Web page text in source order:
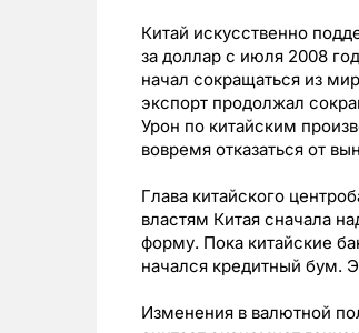
Китай искусственно
за доллар с июля 2008
начал сокращаться из
экспорт продолжал
Урон по китайским
вовремя отказаться от
Глава китайского
властям Китая сначала
форму. Пока китайские
начался кредитный бум.
Изменения в валютной